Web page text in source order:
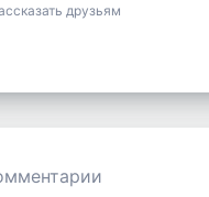
друзьям